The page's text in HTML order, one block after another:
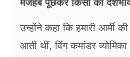
मजहब पूछकर किसी की
उन्होंने कहा कि हमारी
आती थीं, विंग कमांडर